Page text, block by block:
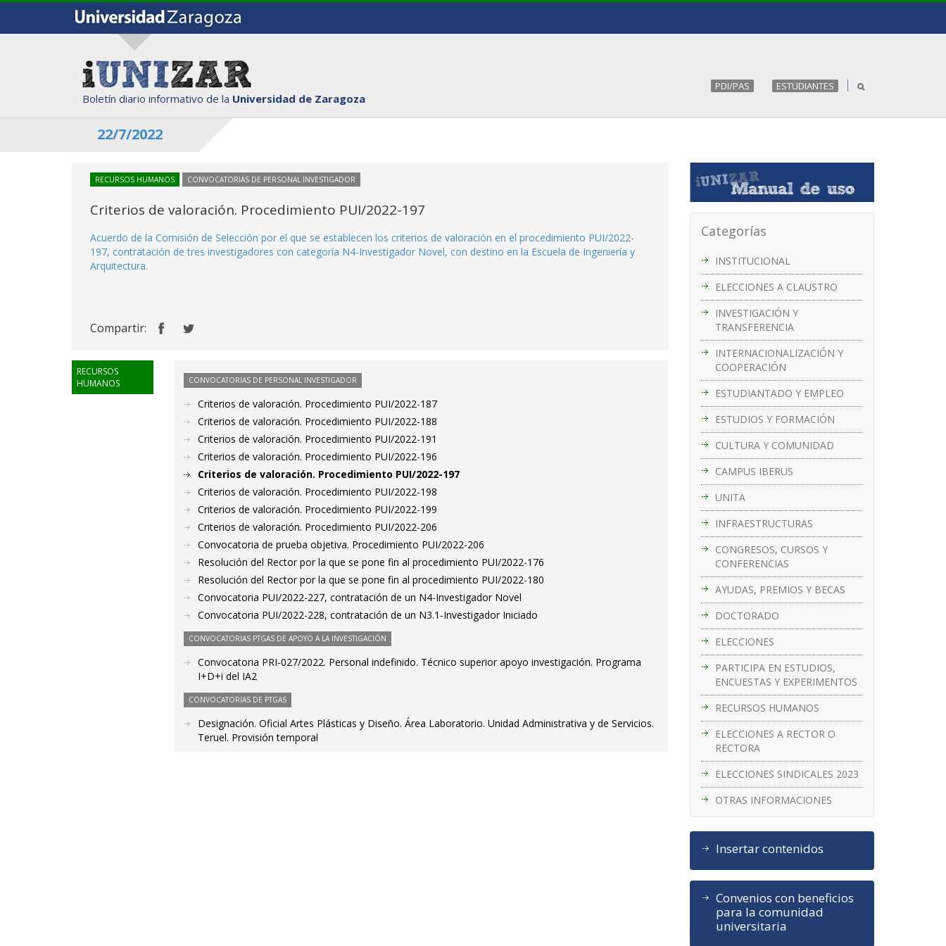
Boletín diario informativo de la Universidad de Zaragoza
PDI/PAS ESTUDIANTES
22/7/2022
Categorías
INSTITUCIONAL
ELECCIONES A CLAUSTRO
INVESTIGACIÓN Y
TRANSFERENCIA
INTERNACIONALIZACIÓN Y
COOPERACIÓN
ESTUDIANTADO Y EMPLEO
ESTUDIOS Y FORMACIÓN
CULTURA Y COMUNIDAD
CAMPUS IBERUS
UNITA
INFRAESTRUCTURAS
CONGRESOS, CURSOS Y
CONFERENCIAS
AYUDAS, PREMIOS Y BECAS
DOCTORADO
ELECCIONES
PARTICIPA EN ESTUDIOS,
ENCUESTAS Y EXPERIMENTOS
RECURSOS HUMANOS
ELECCIONES A RECTOR O
RECTORA
ELECCIONES SINDICALES 2023
OTRAS INFORMACIONES
Insertar contenidos
Convenios con beneficios
para la comunidad
universitaria
RECURSOS HUMANOS CONVOCATORIAS DE PERSONAL INVESTIGADOR
Criterios de valoración. Procedimiento PUI/2022-197
Acuerdo de la Comisión de Selección por el que se establecen los criterios de valoración en el procedimiento PUI/2022-
197, contratación de tres investigadores con categoría N4-Investigador Novel, con destino en la Escuela de Ingeniería y
Arquitectura.
Compartir:
RECURSOS
HUMANOS
CONVOCATORIAS DE PERSONAL INVESTIGADOR
Criterios de valoración. Procedimiento PUI/2022-187
Criterios de valoración. Procedimiento PUI/2022-188
Criterios de valoración. Procedimiento PUI/2022-191
Criterios de valoración. Procedimiento PUI/2022-196
Criterios de valoración. Procedimiento PUI/2022-197
Criterios de valoración. Procedimiento PUI/2022-198
Criterios de valoración. Procedimiento PUI/2022-199
Criterios de valoración. Procedimiento PUI/2022-206
Convocatoria de prueba objetiva. Procedimiento PUI/2022-206
Resolución del Rector por la que se pone fin al procedimiento PUI/2022-176
Resolución del Rector por la que se pone fin al procedimiento PUI/2022-180
Convocatoria PUI/2022-227, contratación de un N4-Investigador Novel
Convocatoria PUI/2022-228, contratación de un N3.1-Investigador Iniciado
CONVOCATORIAS PTGAS DE APOYO A LA INVESTIGACIÓN
Convocatoria PRI-027/2022. Personal indefinido. Técnico superior apoyo investigación. Programa
I+D+i del IA2
CONVOCATORIAS DE PTGAS
Designación. Oficial Artes Plásticas y Diseño. Área Laboratorio. Unidad Administrativa y de Servicios.
Teruel. Provisión temporal